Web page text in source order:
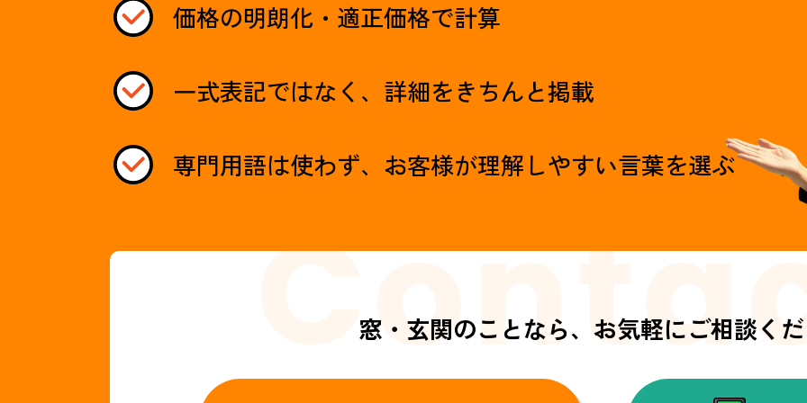
価格の明朗化・適正価格で計算
一式表記ではなく、詳細をきちんと掲載
専門用語は使わず、お客様が理解しやすい言葉を選ぶ
窓・玄関のことなら、 お気軽にご相談く